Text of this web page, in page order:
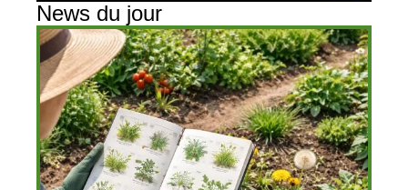
News du jour